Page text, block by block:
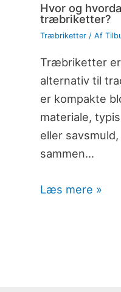
Hvor og
træbriketter?
Træbriketter/ Af
Træbriketter
alternativ til
er kompakte
materiale,
eller
sammen…
Læs mere »